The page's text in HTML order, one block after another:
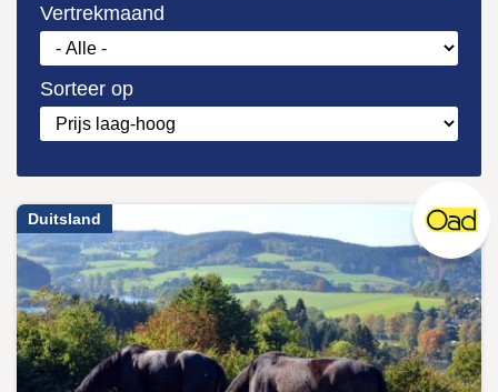
Vertrekmaand
Sorteer op
Duitsland